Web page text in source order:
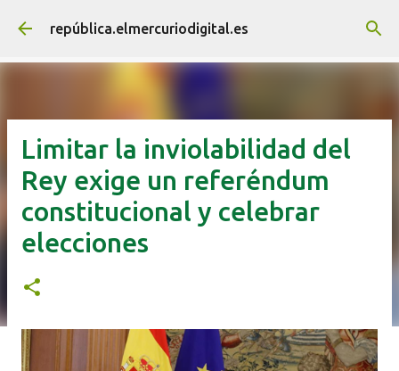
Ir al contenido principal
república.elmercuriodigital.es
Limitar la inviolabilidad del
Rey exige un referéndum
constitucional y celebrar
elecciones